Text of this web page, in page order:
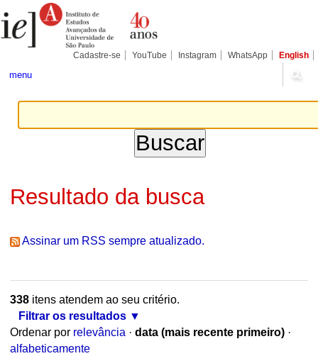
para
conteúdo.
Pessoais
Cadastre-se YouTube Instagram WhatsApp English
menu
Resultado da busca
Assinar um RSS sempre atualizado.
338itens atendem ao seu critério.
Filtrar os resultados
Ordenar por relevância · data (mais recente primeiro) ·
alfabeticamente